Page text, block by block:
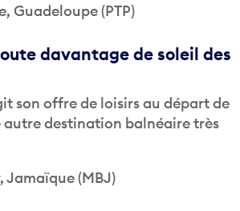
Guadeloupe (PTP)
davantage de soleil des
son offre de loisirs au départ de
autre destination balnéaire très
Jamaïque (MBJ)